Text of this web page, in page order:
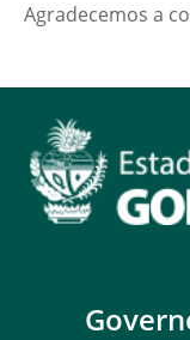
Agradecemos a